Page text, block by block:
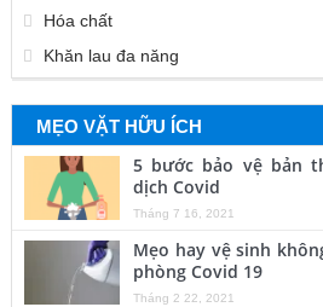
Hóa chất
Khăn lau đa năng
MẸO VẶT HỮU ÍCH
5 bước bảo vệ bản
dịch Covid
Tháng 7 16, 2021
Mẹo hay vệ sinh
phòng Covid 19
Tháng 2 22, 2021